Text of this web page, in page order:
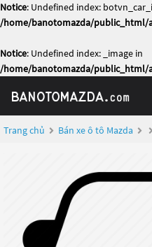
Notice: Undefined index:
/home/banotomazda/public_html/
Notice: Undefined index: _image in
/home/banotomazda/public_html/
Trang chủ Bán xe ô tô Mazda